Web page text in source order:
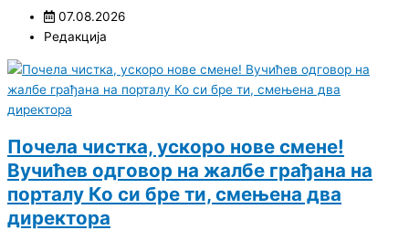
07.08.2026
Редакција
Почела чистка, ускоро нове смене!
Вучићев одговор на жалбе грађана на
порталу Ко си бре ти, смењена два
директора